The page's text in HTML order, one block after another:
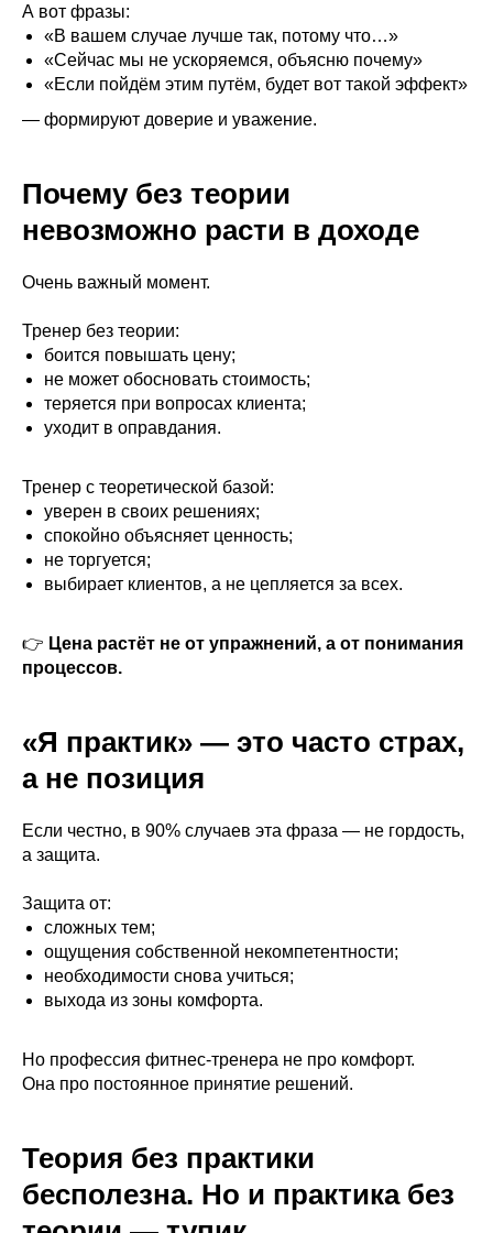
А вот фразы:
«В вашем случае лучше так, потому что…»
«Сейчас мы не ускоряемся, объясню почему»
«Если пойдём этим путём, будет вот такой эффект»
— формируют доверие и уважение.
Почему без теории
невозможно расти в доходе
Очень важный момент.
Тренер без теории:
боится повышать цену;
не может обосновать стоимость;
теряется при вопросах клиента;
уходит в оправдания.
Тренер с теоретической базой:
уверен в своих решениях;
спокойно объясняет ценность;
не торгуется;
выбирает клиентов, а не цепляется за всех.
👉 Цена растёт не от упражнений, а от понимания
процессов.
«Я практик» — это часто страх,
а не позиция
Если честно, в 90% случаев эта фраза — не гордость,
а защита.
Защита от:
сложных тем;
ощущения собственной некомпетентности;
необходимости снова учиться;
выхода из зоны комфорта.
Но профессия фитнес-тренера не про комфорт.
Она про постоянное принятие решений.
Теория без практики
бесполезна. Но и практика без